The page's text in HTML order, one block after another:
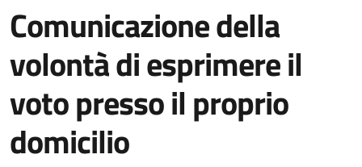
Comunicazione della
volontà di esprimere il
voto presso il proprio
domicilio